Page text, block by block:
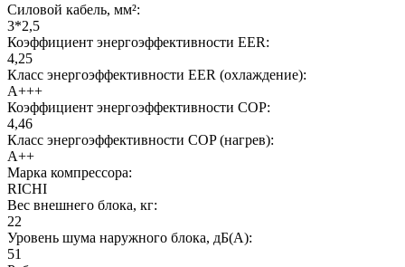
Силовой кабель, мм²:
3*2,5
Коэффициент энергоэффективности EER:
4,25
Класс энергоэффективности EER (охлаждение):
A+++
Коэффициент энергоэффективности COP:
4,46
Класс энергоэффективности COP (нагрев):
A++
Марка компрессора:
RICHI
Вес внешнего блока, кг:
22
Уровень шума наружного блока, дБ(А):
51